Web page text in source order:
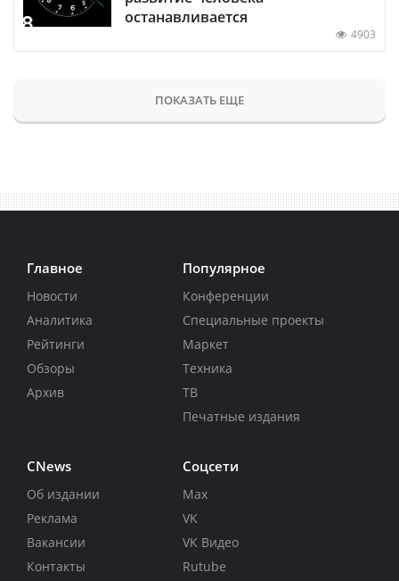
останавливается
4903
ПОКАЗАТЬ ЕЩЕ
Главное
Новости
Аналитика
Рейтинги
Обзоры
Архив
Популярное
Конференции
Специальные проекты
Маркет
Техника
ТВ
Печатные издания
CNews
Об издании
Реклама
Вакансии
Контакты
Соцсети
Max
VK
VK Видео
Rutube